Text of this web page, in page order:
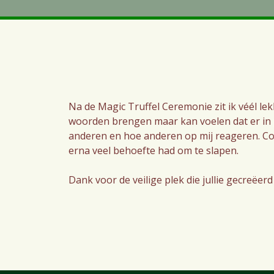
Na de Magic Truffel Ceremonie zit ik véél
woorden brengen maar kan voelen dat er
anderen en hoe anderen op mij reageren.
erna veel behoefte had om te slapen.
Dank voor de veilige plek die jullie